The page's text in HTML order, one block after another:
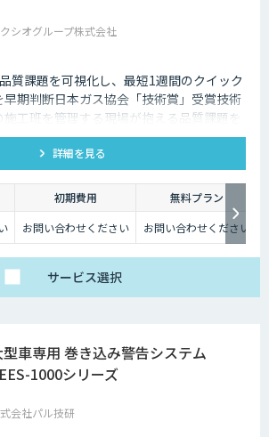
シオグループ株式会社
質課題を可視化し、最短1週間のクイック
早期判断日本ガス協会「技術賞」受賞技術
施工班を管理する現場が抱える品質課題を
詳細を見る
初期費用
無料プラン
お問い合わせください お問い合わせください
サービス選択
型車専用 巻き込み警告システム
1000シリーズ
会社パル技研